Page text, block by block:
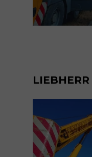
LIEBHERR